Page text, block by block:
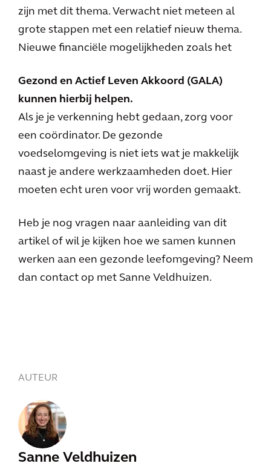
zijn met dit thema. Verwacht niet meteen al
grote stappen met een relatief nieuw thema.
Nieuwe financiële mogelijkheden zoals het
Gezond en Actief Leven Akkoord (GALA)
kunnen hierbij helpen.
Als je je verkenning hebt gedaan, zorg voor
een coördinator. De gezonde
voedselomgeving is niet iets wat je makkelijk
naast je andere werkzaamheden doet. Hier
moeten echt uren voor vrij worden gemaakt.
Heb je nog vragen naar aanleiding van dit
artikel of wil je kijken hoe we samen kunnen
werken aan een gezonde leefomgeving? Neem
dan contact op met Sanne Veldhuizen.
AUTEUR
Sanne Veldhuizen